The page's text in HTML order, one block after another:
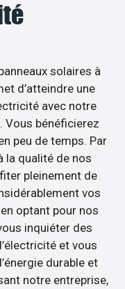
solaires à
d’atteindre une
avec notre
Vous bénéficierez
peu de temps. Par
la qualité de nos
pleinement de
vos
optant pour nos
inquiéter des
et vous
durable et
notre entreprise,